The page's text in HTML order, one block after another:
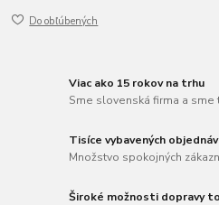
Do obľúbených
Viac ako 15 rokov na trhu
Sme slovenská firma a sme
Tisíce vybavených
Množstvo spokojných
Široké možnosti dopravy